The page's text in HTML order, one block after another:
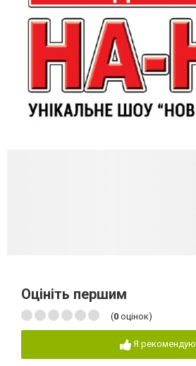
Оцініть першим
(0 оцінок)
Я рекомендую